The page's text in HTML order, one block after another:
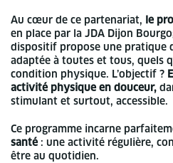
Au cœur de ce partenariat, le
en place par la JDA Dijon
dispositif propose une pratique
adaptée à toutes et tous, quels
condition physique. L’objectif ?
activité physique en douceur,
stimulant et surtout, accessible.
Ce programme incarne
santé: une activité régulière,
être au quotidien.